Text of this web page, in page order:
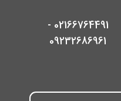
02166764491 -
09232686961